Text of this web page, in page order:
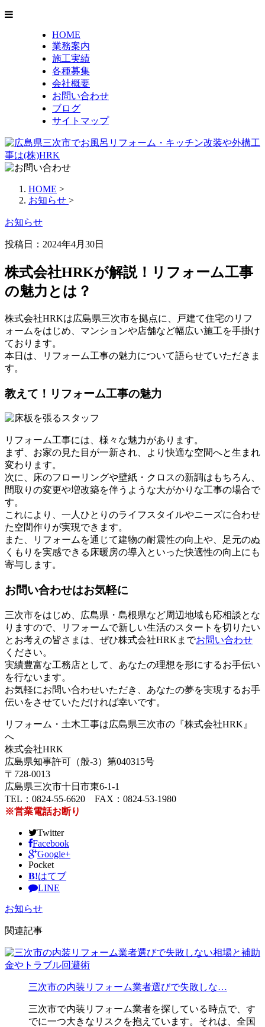
HOME
業務案内
施工実績
各種募集
会社概要
お問い合わせ
ブログ
サイトマップ
HOME >
お知らせ >
お知らせ
投稿日：2024年4月30日
株式会社HRKが解説！リフォーム工事
の魅力とは？
株式会社HRKは広島県三次市を拠点に、戸建て住宅のリフ
ォームをはじめ、マンションや店舗など幅広い施工を手掛け
ております。
本日は、リフォーム工事の魅力について語らせていただきま
す。
教えて！リフォーム工事の魅力
リフォーム工事には、様々な魅力があります。
まず、お家の見た目が一新され、より快適な空間へと生まれ
変わります。
次に、床のフローリングや壁紙・クロスの新調はもちろん、
間取りの変更や増改築を伴うような大がかりな工事の場合で
す。
これにより、一人ひとりのライフスタイルやニーズに合わせ
た空間作りが実現できます。
また、リフォームを通じて建物の耐震性の向上や、足元のぬ
くもりを実感できる床暖房の導入といった快適性の向上にも
寄与します。
お問い合わせはお気軽に
三次市をはじめ、広島県・島根県など周辺地域も応相談とな
りますので、リフォームで新しい生活のスタートを切りたい
とお考えの皆さまは、ぜひ株式会社HRKまでお問い合わせ
ください。
実績豊富な工務店として、あなたの理想を形にするお手伝い
を行ないます。
お気軽にお問い合わせいただき、あなたの夢を実現するお手
伝いをさせていただければ幸いです。
リフォーム・土木工事は広島県三次市の『株式会社HRK』
へ
株式会社HRK
広島県知事許可（般-3）第040315号
〒728-0013
広島県三次市十日市東6-1-1
TEL：0824-55-6620 FAX：0824-53-1980
※営業電話お断り
Twitter
Facebook
Google+
Pocket
B!はてブ
LINE
お知らせ
関連記事
三次市の内装リフォーム業者選びで失敗しな…
三次市で内装リフォーム業者を探している時点で、す
でに一つ大きなリスクを抱えています。それは、全国